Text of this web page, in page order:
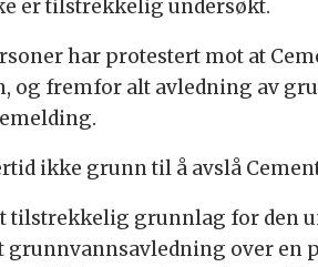
er tilstrekkelig undersøkt.
har protestert mot at
fremfor alt avledning av
ikke grunn til å avslå
tilstrekkelig grunnlag for den
over en